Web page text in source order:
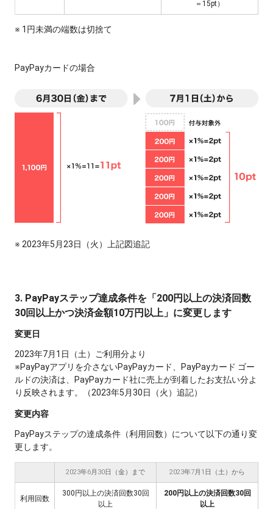
＝15pt）
※ 1円未満の端数は切捨て
PayPayカードの場合
※ 2023年5月23日（火）上記図追記
3. PayPayステップ達成条件を「200円以上の決済回数
30回以上かつ決済金額10万円以上」に変更します
変更日
2023年7月1日（土）ご利用分より
※PayPayアプリを介さないPayPayカード、PayPayカード ゴー
ルドの決済は、PayPayカード社に売上が到着したお支払い分よ
り反映されます。（2023年5月30日（火）追記）
変更内容
PayPayステップの達成条件（利用回数）について以下の通り変
更します。
2023年6月30日（金）まで 2023年7月1日（土）から
利用回数
300円以上の決済回数30回
以上
200円以上の決済回数30回
以上